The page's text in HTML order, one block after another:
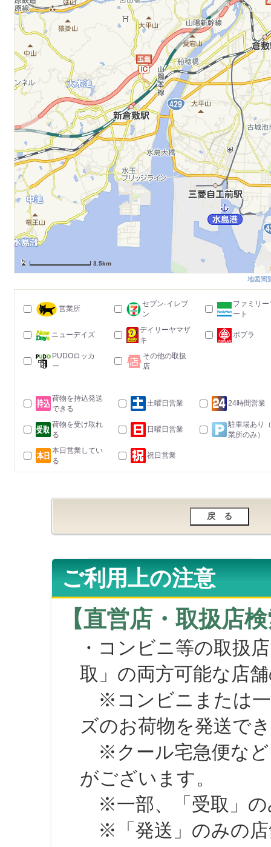
3.5km
地図閲
営業所
セブン-イレブ
ン
ファミリー
ート
ニューデイズ
デイリーヤマザ
キ
ポプラ
PUDOロッカ
ー
その他の取扱
店
荷物を持込発送
できる
土曜日営業 24時間営業
荷物を受け取れ
る
日曜日営業
駐車場あり
業所のみ）
本日営業してい
る
祝日営業
ご利用上の注意
【直営店・取扱店
・コンビニ等の取扱
取」の両方可能な店
※コンビニまたは一
ズのお荷物を発送で
※クール宅急便など
がございます。
※一部、「受取」の
※「発送」のみの店